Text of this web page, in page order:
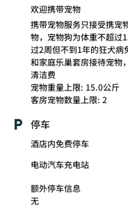
欢迎携带宠物
携带宠物服务只接受携宠
物，宠物狗为体重不超过
过2周但不到1年的狂犬病
和家庭乐巢套房接待宠物
清洁费
宠物重量上限: 15.0公斤
客房宠物数量上限: 2
停车
酒店内免费停车
电动汽车充电站
额外停车信息
无